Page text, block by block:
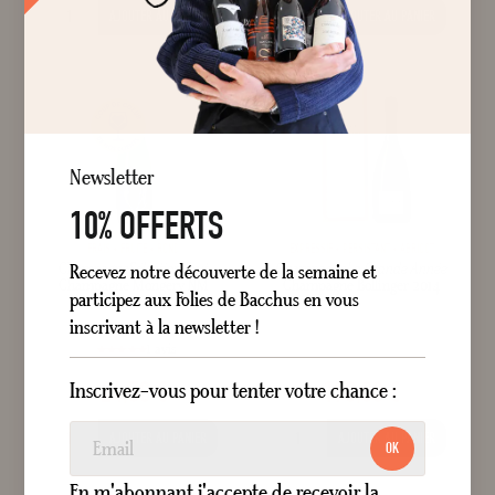
AJOUTER AU PANIER AJOUTER AU PANIER
Champagne Sélection Brut
Champagne Mongery NM
Brut Blanc 75 cl
style="width: 100%;"100
% of100
24,50 €
AJOUTER AU PANIER
ChampagneLa Grande Année
Champagne Bollinger 2014
190,00 €
AJOUTER AU PANIER
Newsletter
10% OFFERTS
Recevez notre découverte de la semaine et
participez aux Folies de Bacchus en vous
inscrivant à la newsletter !
Inscrivez-vous pour tenter votre chance :
OK